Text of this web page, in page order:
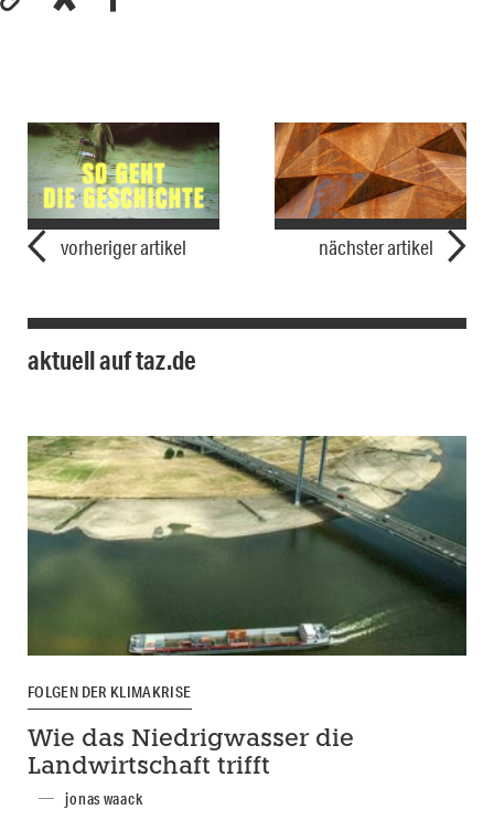
vorheriger artikel nächster artikel
aktuell auf taz.de
FOLGEN DER KLIMAKRISE
Wie das Niedrigwasser die
Landwirtschaft trifft
jonas waack